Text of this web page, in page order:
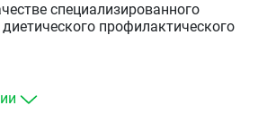
специализированного
профилактического
синдромом, с высоким